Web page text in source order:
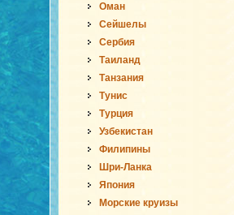
Оман
Сейшелы
Сербия
Таиланд
Танзания
Тунис
Турция
Узбекистан
Филипины
Шри-Ланка
Япония
Морские круизы